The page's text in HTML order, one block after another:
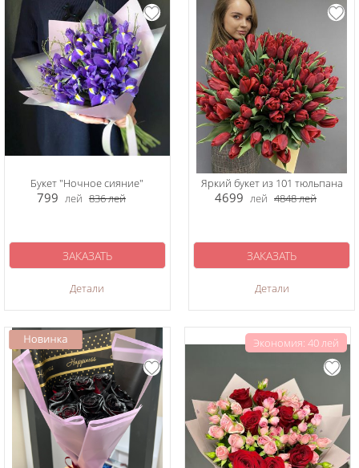
Букет "Ночное сияние"
799 лей 836лей
Детали
ЗАКАЗАТЬ
Яркий букет из 101 тюльпана
4699 лей 4848лей
Детали
ЗАКАЗАТЬ
Экономия: 40 лей